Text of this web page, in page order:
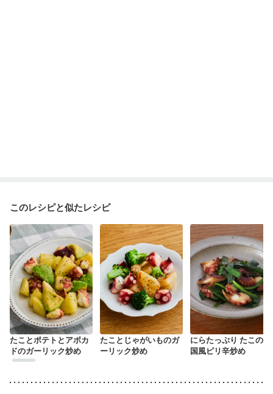
このレシピと似たレシピ
たことポテトとアボカ
ドのガーリック炒め
たことじゃがいものガ
ーリック炒め
にらたっぷり たこの韓
国風ピリ辛炒め